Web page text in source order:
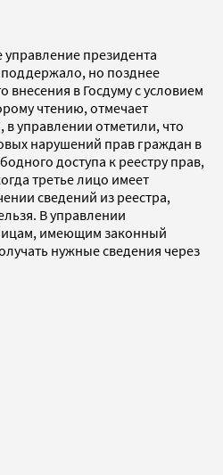
управление президента
но позднее
внесения в Госдуму с условием
чтению, отмечает
в управлении отметили, что
нарушений прав граждан в
доступа к реестру прав,
третье лицо имеет
сведений из реестра,
В управлении
имеющим законный
нужные сведения через